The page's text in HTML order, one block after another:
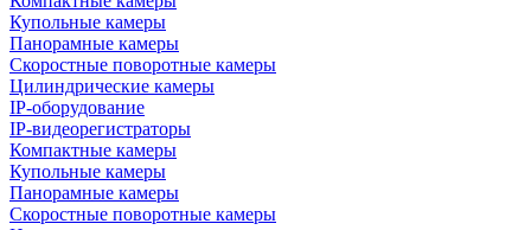
Купольные камеры
Панорамные камеры
Скоростные поворотные камеры
Цилиндрические камеры
IP-оборудование
IP-видеорегистраторы
Компактные камеры
Купольные камеры
Панорамные камеры
Скоростные поворотные камеры